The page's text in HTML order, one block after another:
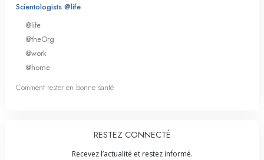
Scientologists @life
@life
@theOrg
@work
@home
Comment rester en bonne santé
RESTEZ CONNECTÉ
Recevez l’actualité et restez informé.